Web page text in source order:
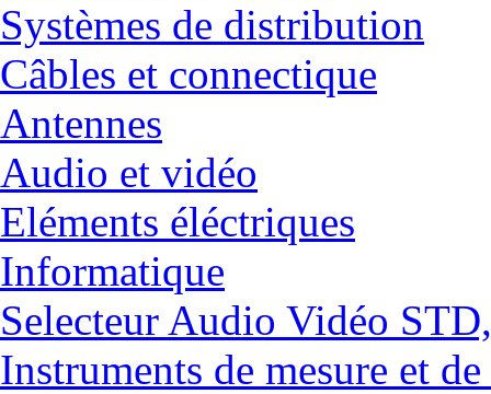
Systèmes de distribution
Câbles et connectique
Antennes
Audio et vidéo
Eléments éléctriques
Informatique
Selecteur Audio Vidéo
Instruments de mesure et